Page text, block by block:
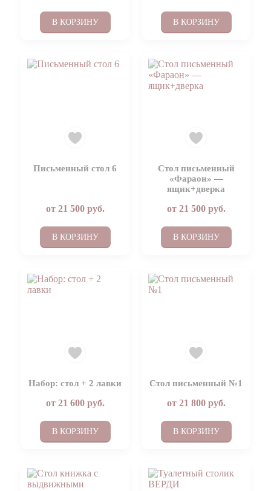
В КОРЗИНУ В КОРЗИНУ
Письменный стол 6
от 21 500руб.
В КОРЗИНУ
Стол письменный
«Фараон» —
ящик+дверка
от 21 500руб.
В КОРЗИНУ
Набор: стол + 2 лавки
от 21 600руб.
В КОРЗИНУ
Стол письменный №1
от 21 800руб.
В КОРЗИНУ